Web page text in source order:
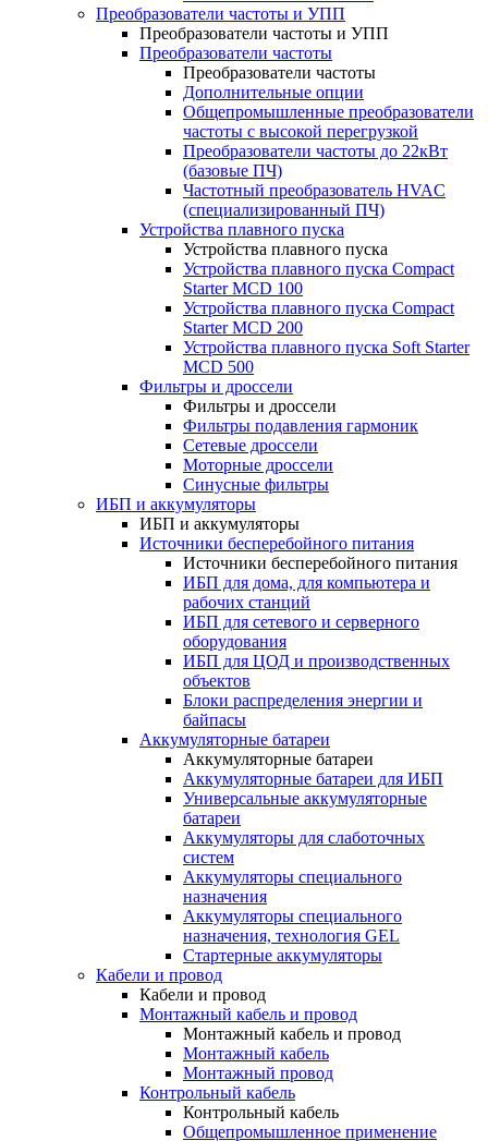
Преобразователи частоты и УПП
Преобразователи частоты и УПП
Преобразователи частоты
Преобразователи частоты
Дополнительные опции
Общепромышленные преобразователи
частоты с высокой перегрузкой
Преобразователи частоты до 22кВт
(базовые ПЧ)
Частотный преобразователь HVAC
(специализированный ПЧ)
Устройства плавного пуска
Устройства плавного пуска
Устройства плавного пуска Compact
Starter MCD 100
Устройства плавного пуска Compact
Starter MCD 200
Устройства плавного пуска Soft Starter
MCD 500
Фильтры и дроссели
Фильтры и дроссели
Фильтры подавления гармоник
Сетевые дроссели
Моторные дроссели
Синусные фильтры
ИБП и аккумуляторы
ИБП и аккумуляторы
Источники бесперебойного питания
Источники бесперебойного питания
ИБП для дома, для компьютера и
рабочих станций
ИБП для сетевого и серверного
оборудования
ИБП для ЦОД и производственных
объектов
Блоки распределения энергии и
байпасы
Аккумуляторные батареи
Аккумуляторные батареи
Аккумуляторные батареи для ИБП
Универсальные аккумуляторные
батареи
Аккумуляторы для слаботочных
систем
Аккумуляторы специального
назначения
Аккумуляторы специального
назначения, технология GEL
Стартерные аккумуляторы
Кабели и провод
Кабели и провод
Монтажный кабель и провод
Монтажный кабель и провод
Монтажный кабель
Монтажный провод
Контрольный кабель
Контрольный кабель
Общепромышленное применение